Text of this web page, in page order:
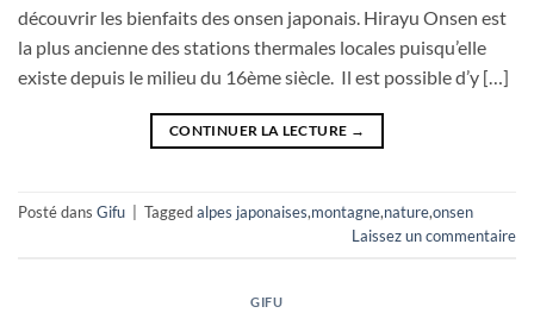
découvrir les bienfaits des onsen japonais. Hirayu Onsen est
la plus ancienne des stations thermales locales puisqu’elle
existe depuis le milieu du 16ème siècle. Il est possible d’y […]
CONTINUER LA LECTURE →
Posté dans Gifu Taggedalpes japonaises,montagne,nature,onsen
Laissez un commentaire
GIFU